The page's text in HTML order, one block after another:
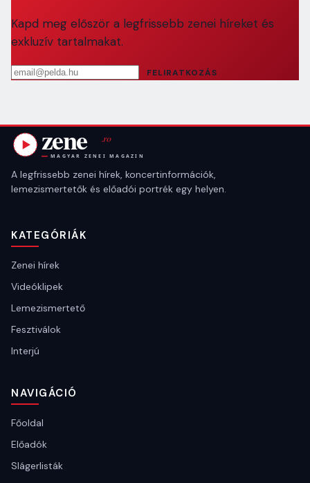
Kapd meg először a legfrissebb zenei híreket és
exkluzív tartalmakat.
Email cím
FELIRATKOZÁS
A legfrissebb zenei hírek, koncertinformációk,
lemezismertetők és előadói portrék egy helyen.
KATEGÓRIÁK
Zenei hírek
Videóklipek
Lemezismertető
Fesztiválok
Interjú
NAVIGÁCIÓ
Főoldal
Előadók
Slágerlisták